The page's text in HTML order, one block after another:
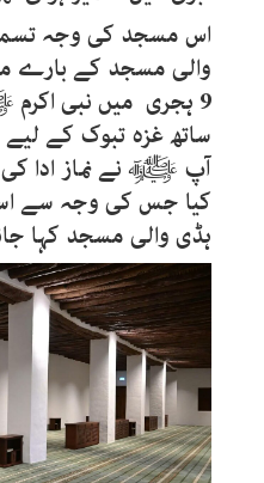
اس مسجد کی وجہ
والی مسجد کے بارے
9 ہجری میں نبی
ساتھ غزہ تبوک کے لیے
آپ ﷺ نے نماز ادا
کیا جس کی وجہ سے
ہڈی والی مسجد کہا